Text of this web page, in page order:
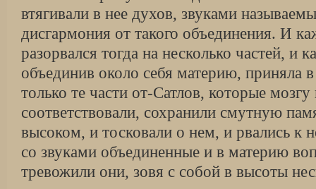
втягивали в нее духов, звуками
дисгармония от такого объединения. И
разорвался тогда на несколько частей, и
объединив около себя материю, приняла
только те части от-Сатлов, которые
соответствовали, сохранили смутную
высоком, и тосковали о нем, и рвались к
со звуками объединенные и в материю
тревожили они, зовя с собой в высоты